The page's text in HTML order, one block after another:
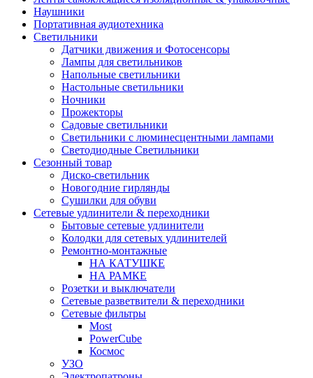
Наушники
Портативная аудиотехника
Светильники
Датчики движения и Фотосенсоры
Лампы для светильников
Напольные светильники
Настольные светильники
Ночники
Прожекторы
Садовые светильники
Светильники с люминесцентными лампами
Светодиодные Светильники
Сезонный товар
Диско-светильник
Новогодние гирлянды
Сушилки для обуви
Сетевые удлинители & переходники
Бытовые сетевые удлинители
Колодки для сетевых удлинителей
Ремонтно-монтажные
НА КАТУШКЕ
НА РАМКЕ
Розетки и выключатели
Сетевые разветвители & переходники
Сетевые фильтры
Most
PowerCube
Космос
УЗО